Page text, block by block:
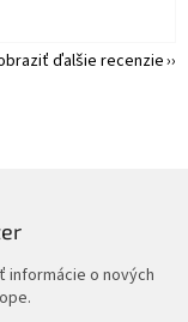
ďalšie recenzie
informácie o nových